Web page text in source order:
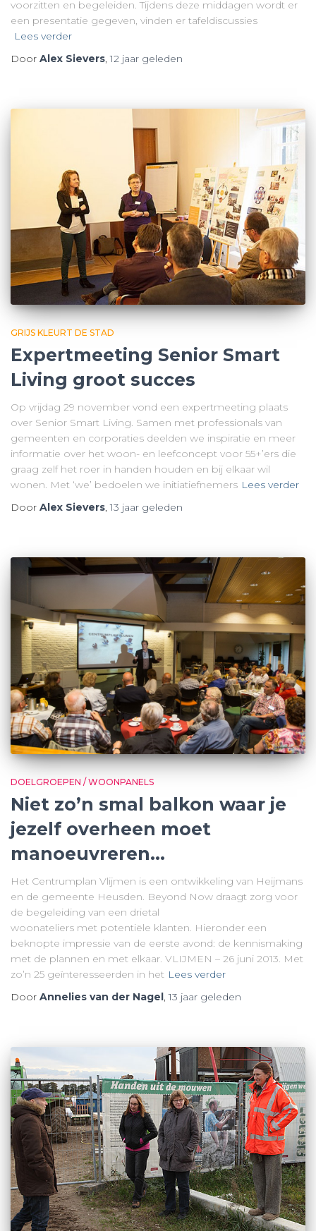
voorzitten en begeleiden. Tijdens deze middagen wordt er
een presentatie gegeven, vinden er tafeldiscussies
Lees verder
Door Alex Sievers ,12 jaar geleden
GRIJS KLEURT DE STAD
Expertmeeting Senior Smart
Living groot succes
Op vrijdag 29 november vond een expertmeeting plaats
over Senior Smart Living. Samen met professionals van
gemeenten en corporaties deelden we inspiratie en meer
informatie over het woon- en leefconcept voor 55+’ers die
graag zelf het roer in handen houden en bij elkaar wil
wonen. Met ‘we’ bedoelen we initiatiefnemers Lees verder
Door Alex Sievers,13 jaar geleden
DOELGROEPEN / WOONPANELS
Niet zo’n smal balkon waar je
jezelf overheen moet
manoeuvreren…
Het Centrumplan Vlijmen is een ontwikkeling van Heijmans
en de gemeente Heusden. Beyond Now draagt zorg voor
de begeleiding van een drietal
woonateliers met potentiële klanten. Hieronder een
beknopte impressie van de eerste avond: de kennismaking
met de plannen en met elkaar. VLIJMEN – 26 juni 2013. Met
zo’n 25 geïnteresseerden in het Lees verder
Door Annelies van der Nagel ,13 jaar geleden